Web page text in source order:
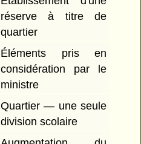
réserve à titre de
quartier
Éléments pris en
considération par le
ministre
Quartier — une seule
division scolaire